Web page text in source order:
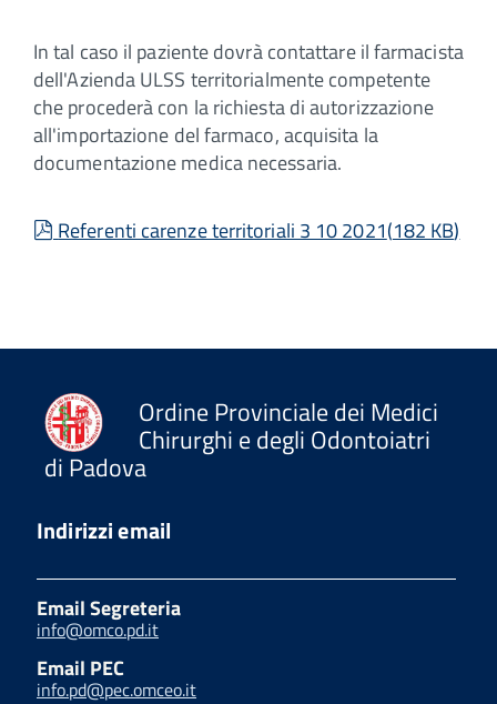
In tal caso il paziente dovrà contattare il farmacista
dell'Azienda ULSS territorialmente competente
che procederà con la richiesta di autorizzazione
all'importazione del farmaco, acquisita la
documentazione medica necessaria.
pdf
Referenti carenze territoriali 3 10 2021(182 KB)
Ordine Provinciale dei Medici
Chirurghi e degli Odontoiatri
di Padova
Indirizzi email
Email Segreteria
info@omco.pd.it
Email PEC
info.pd@pec.omceo.it